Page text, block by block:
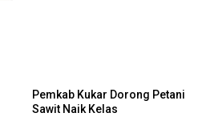
Pemkab Kukar Dorong Petani
Sawit Naik Kelas